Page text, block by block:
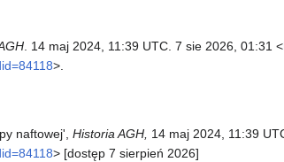
. 14 maj 2024, 11:39 UTC. 7 sie 2026, 01:31 <
>.
naftowej', Historia AGH, 14 maj 2024, 11:39
> [dostęp 7 sierpień 2026]